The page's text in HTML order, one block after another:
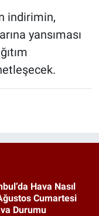
indirimin,
yansıması
Hava Nasıl
Cumartesi
Durumu